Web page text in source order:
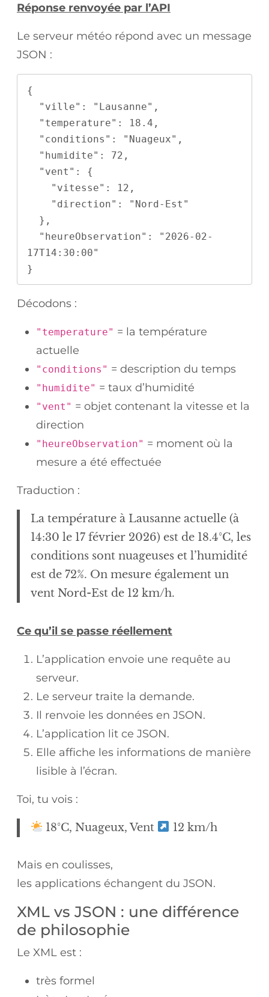
Réponse renvoyée par l’API
Le serveur météo répond avec un message
JSON :
{
  "ville": "Lausanne",
  "temperature": 18.4,
  "conditions": "Nuageux",
  "humidite": 72,
  "vent": {
    "vitesse": 12,
    "direction": "Nord-Est"
  },
17T14:30:00"
}
Décodons :
"temperature" = la température
actuelle
"conditions" = description du temps
"humidite" = taux d’humidité
"vent" = objet contenant la vitesse et la
direction
"heureObservation" = moment où la
mesure a été effectuée
Traduction :
La température à Lausanne actuelle (à
14:30 le 17 février 2026) est de 18.4°C, les
conditions sont nuageuses et l’humidité
est de 72%. On mesure également un
vent Nord-Est de 12 km/h.
Ce qu’il se passe réellement
L’application envoie une requête au
serveur.
Le serveur traite la demande.
Il renvoie les données en JSON.
L’application lit ce JSON.
Elle affiche les informations de manière
lisible à l’écran.
Toi, tu vois :
18°C, Nuageux, Vent 12 km/h
Mais en coulisses,
les applications échangent du JSON.
XML vs JSON : une différence
de philosophie
Le XML est :
très formel